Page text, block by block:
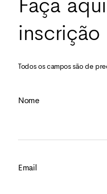
inscrição
Todos os campos são de
Nome
Email